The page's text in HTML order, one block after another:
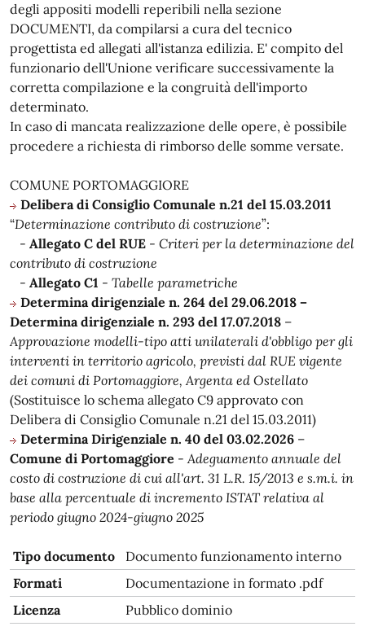
degli appositi modelli reperibili nella sezione
DOCUMENTI, da compilarsi a cura del tecnico
progettista ed allegati all'istanza edilizia. E' compito del
funzionario dell'Unione verificare successivamente la
corretta compilazione e la congruità dell'importo
determinato.
In caso di mancata realizzazione delle opere, è possibile
procedere a richiesta di rimborso delle somme versate.
COMUNE PORTOMAGGIORE
Delibera di Consiglio Comunale n.21 del 15.03.2011
“Determinazione contributo di costruzione”:
- Allegato C del RUE - Criteri per la determinazione del
contributo di costruzione
- Allegato C1 - Tabelle parametriche
Determina dirigenziale n. 264 del 29.06.2018 –
Determina dirigenziale n. 293 del 17.07.2018 –
Approvazione modelli-tipo atti unilaterali d'obbligo per gli
interventi in territorio agricolo, previsti dal RUE vigente
dei comuni di Portomaggiore, Argenta ed Ostellato
(Sostituisce lo schema allegato C9 approvato con
Delibera di Consiglio Comunale n.21 del 15.03.2011)
Determina Dirigenziale n. 40 del 03.02.2026 –
Comune di Portomaggiore -Adeguamento annuale del
costo di costruzione di cui all'art. 31 L.R. 15/2013 e s.m.i. in
base alla percentuale di incremento ISTAT relativa al
periodo giugno 2024-giugno 2025
Tipo documento
Documento funzionamento interno
Formati
Documentazione in formato .pdf
Licenza
Pubblico dominio